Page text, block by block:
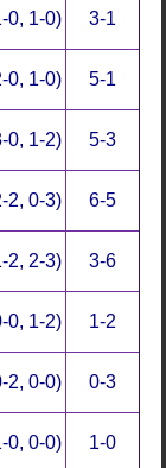
0, 1-0) 3-1
0, 1-0) 5-1
0, 1-2) 5-3
2, 0-3) 6-5
2, 2-3) 3-6
0, 1-2) 1-2
2, 0-0) 0-3
0, 0-0) 1-0